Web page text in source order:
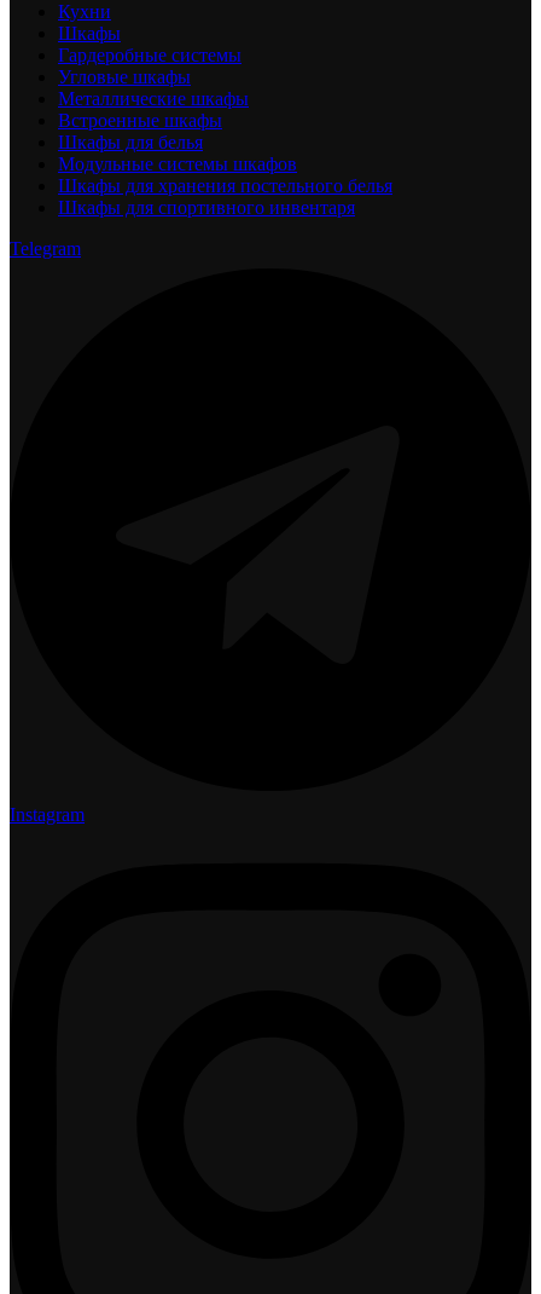
Кухни
Шкафы
Гардеробные системы
Угловые шкафы
Металлические шкафы
Встроенные шкафы
Шкафы для белья
Модульные системы шкафов
Шкафы для хранения постельного белья
Шкафы для спортивного инвентаря
Telegram
Instagram